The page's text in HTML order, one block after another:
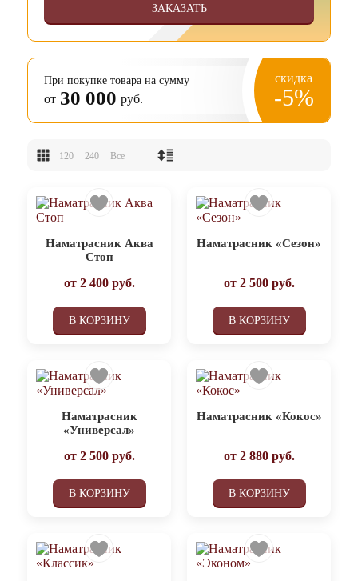
ЗАКАЗАТЬ
При покупке товара на сумму
от 30 000 руб.
скидка
-5%
120 240 Все
Наматрасник Аква
Стоп
от 2 400руб.
В КОРЗИНУ
Наматрасник «Сезон»
от 2 500руб.
В КОРЗИНУ
Наматрасник
«Универсал»
от 2 500руб.
В КОРЗИНУ
Наматрасник «Кокос»
от 2 880руб.
В КОРЗИНУ